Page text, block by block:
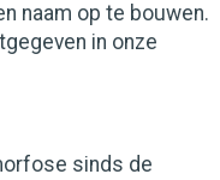
naam op te bouwen.
in onze
sinds de